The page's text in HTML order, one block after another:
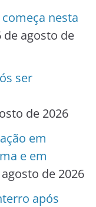
nesta
de agosto de
ser
de 2026
em
e em
de 2026
após